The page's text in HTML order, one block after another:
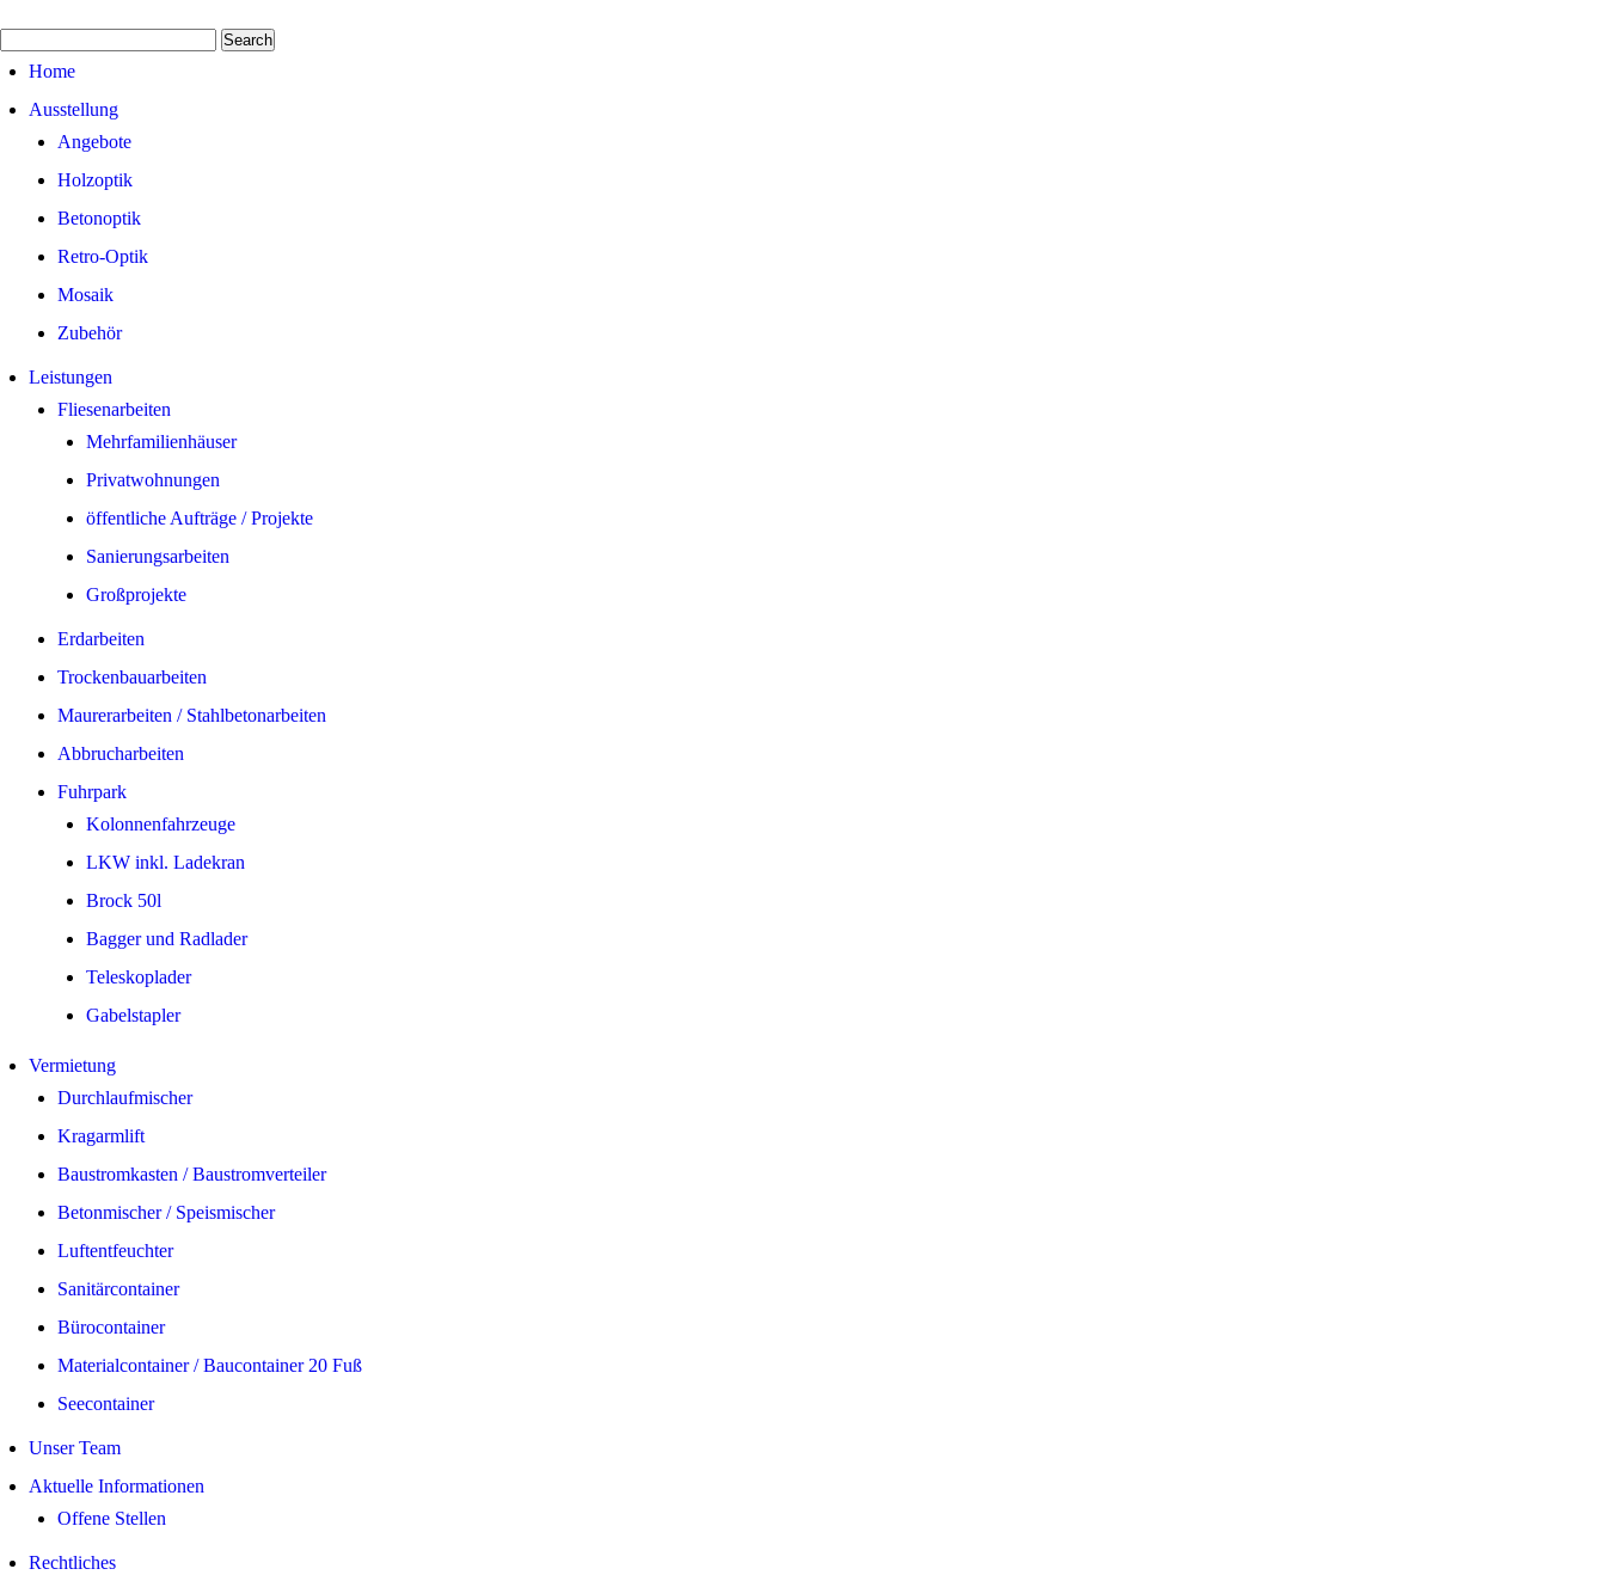
Home
Ausstellung
Angebote
Holzoptik
Betonoptik
Retro-Optik
Mosaik
Zubehör
Leistungen
Fliesenarbeiten
Mehrfamilienhäuser
Privatwohnungen
öffentliche Aufträge / Projekte
Sanierungsarbeiten
Großprojekte
Erdarbeiten
Trockenbauarbeiten
Maurerarbeiten / Stahlbetonarbeiten
Abbrucharbeiten
Fuhrpark
Kolonnenfahrzeuge
LKW inkl. Ladekran
Brock 50l
Bagger und Radlader
Teleskoplader
Gabelstapler
Vermietung
Durchlaufmischer
Kragarmlift
Baustromkasten / Baustromverteiler
Betonmischer / Speismischer
Luftentfeuchter
Sanitärcontainer
Bürocontainer
Materialcontainer / Baucontainer 20 Fuß
Seecontainer
Unser Team
Aktuelle Informationen
Offene Stellen
Rechtliches